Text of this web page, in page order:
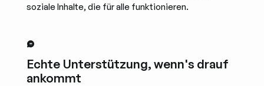
soziale Inhalte, die für alle funktionieren.
Echte Unterstützung, wenn's drauf
ankommt